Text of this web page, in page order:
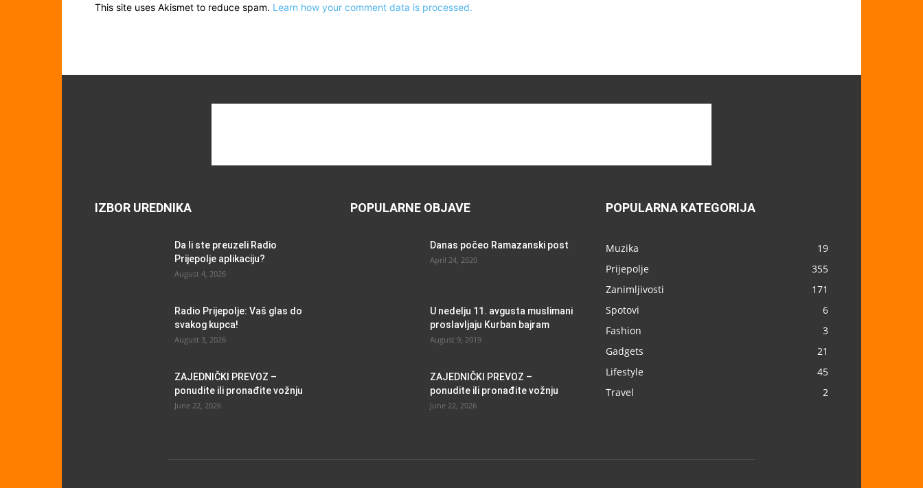
This site uses Akismet to reduce spam. Learn how your comment data is processed.
IZBOR UREDNIKA
Da li ste preuzeli Radio
Prijepolje aplikaciju?
August 4, 2026
Radio Prijepolje: Vaš glas do
svakog kupca!
August 3, 2026
ZAJEDNIČKI PREVOZ –
ponudite ili pronađite vožnju
June 22, 2026
POPULARNE OBJAVE
Danas počeo Ramazanski post
April 24, 2020
U nedelju 11. avgusta muslimani
proslavljaju Kurban bajram
August 9, 2019
ZAJEDNIČKI PREVOZ –
ponudite ili pronađite vožnju
June 22, 2026
POPULARNA KATEGORIJA
Muzika
19
Prijepolje
355
Zanimljivosti
171
Spotovi
6
Fashion
3
Gadgets
21
Lifestyle
45
Travel
2